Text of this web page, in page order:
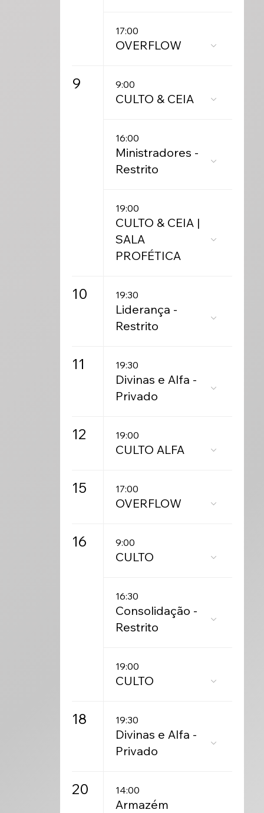
17:00
OVERFLOW
9 9:00
CULTO & CEIA
16:00
Ministradores -
Restrito
19:00
CULTO & CEIA |
SALA
PROFÉTICA
10 19:30
Liderança -
Restrito
11 19:30
Divinas e Alfa -
Privado
12 19:00
CULTO ALFA
15 17:00
OVERFLOW
16 9:00
CULTO
16:30
Consolidação -
Restrito
19:00
CULTO
18 19:30
Divinas e Alfa -
Privado
20 14:00
Armazém